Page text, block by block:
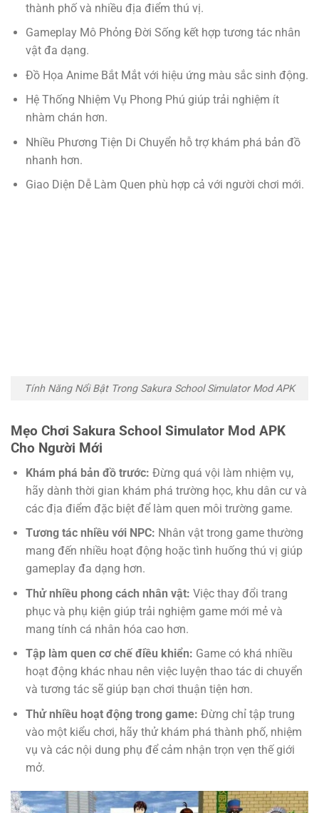
thành phố và nhiều địa điểm thú vị.
Gameplay Mô Phỏng Đời Sống kết hợp tương tác nhân
vật đa dạng.
Đồ Họa Anime Bắt Mắt với hiệu ứng màu sắc sinh động.
Hệ Thống Nhiệm Vụ Phong Phú giúp trải nghiệm ít
nhàm chán hơn.
Nhiều Phương Tiện Di Chuyển hỗ trợ khám phá bản đồ
nhanh hơn.
Giao Diện Dễ Làm Quen phù hợp cả với người chơi mới.
Tính Năng Nổi Bật Trong Sakura School Simulator Mod APK
Mẹo Chơi Sakura School Simulator Mod APK
Cho Người Mới
Khám phá bản đồ trước: Đừng quá vội làm nhiệm vụ,
hãy dành thời gian khám phá trường học, khu dân cư và
các địa điểm đặc biệt để làm quen môi trường game.
Tương tác nhiều với NPC: Nhân vật trong game thường
mang đến nhiều hoạt động hoặc tình huống thú vị giúp
gameplay đa dạng hơn.
Thử nhiều phong cách nhân vật: Việc thay đổi trang
phục và phụ kiện giúp trải nghiệm game mới mẻ và
mang tính cá nhân hóa cao hơn.
Tập làm quen cơ chế điều khiển: Game có khá nhiều
hoạt động khác nhau nên việc luyện thao tác di chuyển
và tương tác sẽ giúp bạn chơi thuận tiện hơn.
Thử nhiều hoạt động trong game: Đừng chỉ tập trung
vào một kiểu chơi, hãy thử khám phá thành phố, nhiệm
vụ và các nội dung phụ để cảm nhận trọn vẹn thế giới
mở.